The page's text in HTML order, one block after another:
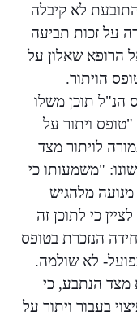
לא קיבלה
על זכות תביעה
הרופא שאלון על
הויתור.
הנ"ל תוכן משלו
"טופס ויתור על
לויתור מצד
"משמעותו כי
מלהגיש
כי לתוכן זה
הנזכרת בטופס
לא שולמה.
מצד הנתבע, כי
בעבור ויתור על